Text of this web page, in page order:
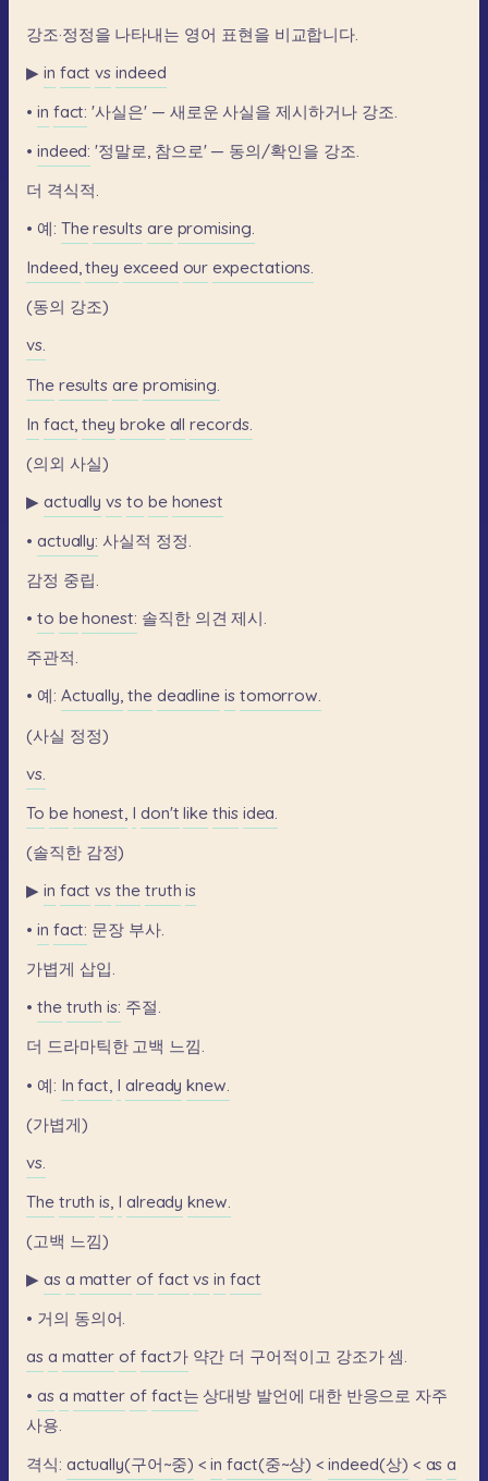
강조·정정을 나타내는 영어 표현을 비교합니다.
▶ in fact vs indeed
• in fact: '사실은' — 새로운 사실을 제시하거나 강조.
• indeed: '정말로, 참으로' — 동의/확인을 강조.
더 격식적.
• 예: The results are promising.
Indeed, they exceed our expectations.
(동의 강조)
vs.
The results are promising.
In fact, they broke all records.
(의외 사실)
▶ actually vs to be honest
• actually: 사실적 정정.
감정 중립.
• to be honest: 솔직한 의견 제시.
주관적.
• 예: Actually, the deadline is tomorrow.
(사실 정정)
vs.
To be honest, I don't like this idea.
(솔직한 감정)
▶ in fact vs the truth is
• in fact: 문장 부사.
가볍게 삽입.
• the truth is: 주절.
더 드라마틱한 고백 느낌.
• 예: In fact, I already knew.
(가볍게)
vs.
The truth is, I already knew.
(고백 느낌)
▶ as a matter of fact vs in fact
• 거의 동의어.
as a matter of fact가 약간 더 구어적이고 강조가 셈.
• as a matter of fact는 상대방 발언에 대한 반응으로 자주
사용.
격식: actually(구어~중) < in fact(중~상) < indeed(상) < as a